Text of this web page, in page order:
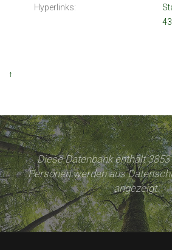
Hyperlinks:
↑
Diese Datenbank enthält
Personen werden aus
angezeigt.